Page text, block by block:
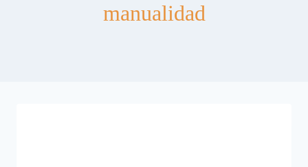
manualidad